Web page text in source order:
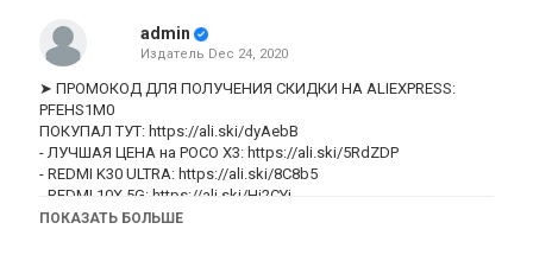
admin
Издатель Dec 24, 2020
➤ ПРОМОКОД ДЛЯ ПОЛУЧЕНИЯ СКИДКИ НА ALIEXPRESS:
PFEHS1M0
ПОКУПАЛ ТУТ: https://ali.ski/dyAebB
- ЛУЧШАЯ ЦЕНА на POCO X3: https://ali.ski/5RdZDP
- REDMI K30 ULTRA: https://ali.ski/8C8b5
- REDMI 10X 5G: https://ali.ski/Hi2CYj
- Redmi 10X PRO:https://ali.ski/2My9u-
ПОКАЗАТЬ БОЛЬШЕ